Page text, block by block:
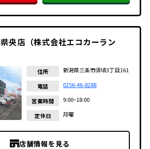
央店（株式会社エコカーラン
住所 新潟県三条市須頃3丁目161
電話 0256-46-8288
営業時間 9:00~18:00
定休日 月曜
店舗情報を見る